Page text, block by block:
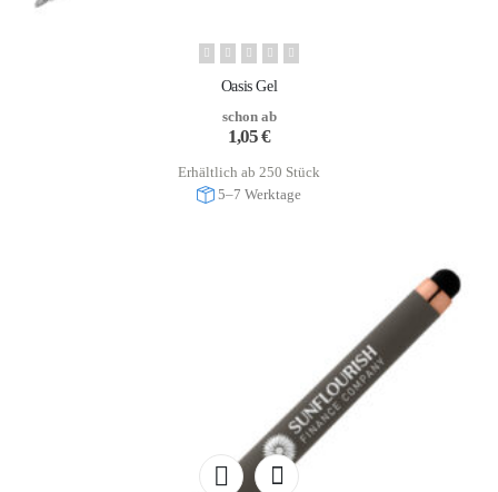
Oasis Gel
schon ab
1,05€
Erhältlich ab 250 Stück
5–7 Werktage